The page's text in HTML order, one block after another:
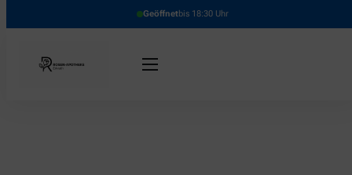
Geöffnetbis 18:30 Uhr